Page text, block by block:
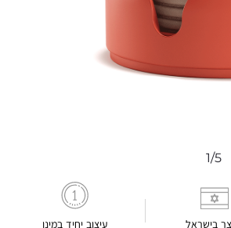
1/5
בישראל עיצוב יחיד במינו